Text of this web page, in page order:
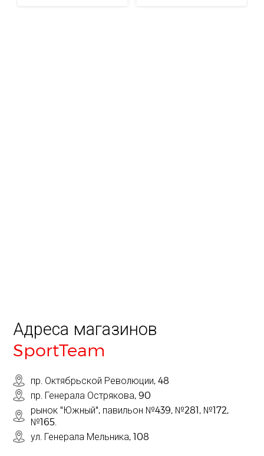
Адреса магазинов
SportTeam
пр. Октябрьской Революции, 48
пр. Генерала Острякова, 90
рынок "Южный", павильон №439, №281, №172,
№165.
ул. Генерала Мельника, 108